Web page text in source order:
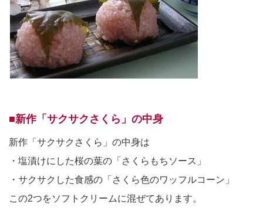
■新作「サクサクさくら」の中身
新作「サクサクさくら」の中身は
・塩漬けにした桜の葉の「さくらもちソース」
・サクサクした食感の「さくら色のワッフルコーン」
この2つをソフトクリームに混ぜてあります。